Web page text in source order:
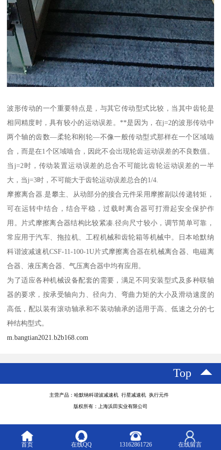
波形传动的一个重要特点是，与其它传动型式比较，当其中齿轮是
相同精度时，具有较小的运动误差。**是因为，在j=2的波形传动中
两个轴的齿数—柔轮和刚轮—不像一般传动型式那样在一个区域啮
合，而是在1个区域啮合，因此不会出现轮齿运动误差的不良数值。
当j=2时，传动装置运动误差的总合不可能比齿轮运动误差的一半
大，当j=3时，不可能大于齿轮运动误差总合的1/4.
摩擦离合器.是攀主、从动部分的接合元件采用摩擦副以传递转矩，
可在运转中结合，结合平稳，过载时离合器可打滑起安全保护作
用。片式摩擦离合器结构比较紧凑.径向尺寸较小，调节简单可靠，
常应用于汽车、拖拉机、工程机械和齿轮箱等机械中。日本哈默纳
科谐波减速机CSF-11-100-1U片式摩擦离合器在机械离合器、电磁离
合器、液压离合器、气压离合器中均有应用。
为了适应各种机械设备配套的需要，满足不同安装型式及多种联轴
器的要求，按承受轴向力、径向力、弯曲力矩的大小及滑动速度的
高低，配以装有滚动轴承和不装动轴承的适用于高、低速之分的七
种结构型式。
m.bangtian2021.b2b168.com
Top
主营产品：哈默纳科谐波减速机 行星减速机 执行元件
版权所有：上海浜田实业有限公司
首页 在线QQ 13162861726 在线留言